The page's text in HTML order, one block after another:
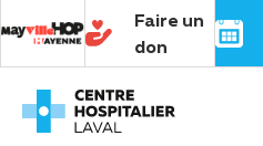
Panneau de gestion des cookies
Faire un
don